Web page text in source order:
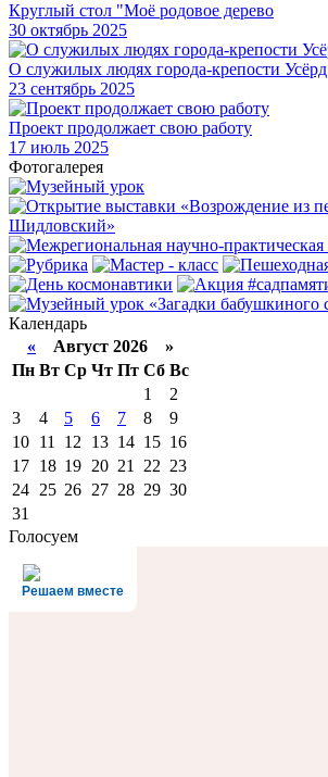
Круглый стол "Моё родовое дерево
30 октябрь 2025
О служилых людях города-крепости Усёрд
23 сентябрь 2025
Проект продолжает свою работу
17 июль 2025
Фотогалерея
Календарь
« Август 2026 »
Пн Вт Ср Чт Пт Сб Вс
1
2
3
4 5 6 7 8
9
10 11 12 13 14 15 16
17 18 19 20 21 22 23
24 25 26 27 28 29 30
31
Голосуем
Решаем вместе